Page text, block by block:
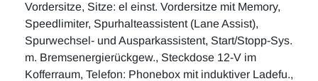
Vordersitze, Sitze: el einst. Vordersitze mit Memory,
Speedlimiter, Spurhalteassistent (Lane Assist),
Spurwechsel- und Ausparkassistent, Start/Stopp-Sys.
m. Bremsenergierückgew., Steckdose 12-V im
Kofferraum, Telefon: Phonebox mit induktiver Ladefu.,